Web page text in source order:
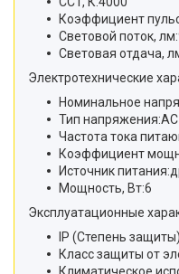
Коэффициент
Световой поток,
Световая отдача,
Электротехнические
Номинальное
Тип напряжения:AC
Частота тока
Коэффициент
Источник
Мощность, Вт:6
Эксплуатационные
IP (Степень
Класс защиты от
Климатическое